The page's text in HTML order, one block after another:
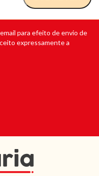
para efeito de envio de
expressamente a